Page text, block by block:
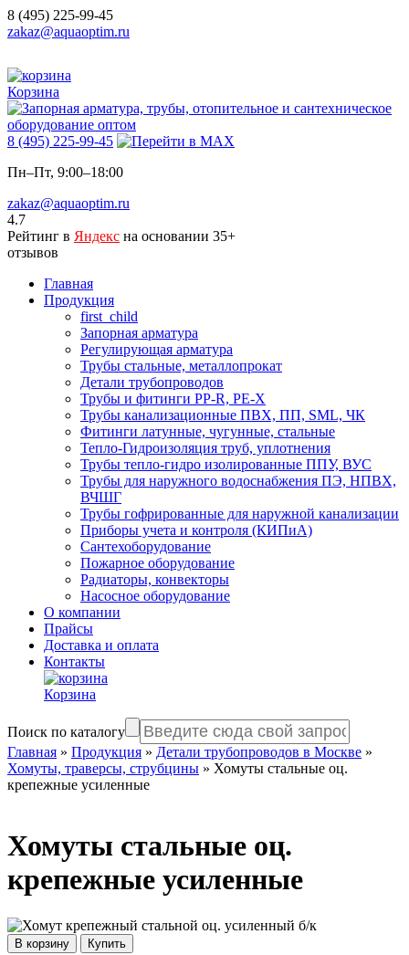
8 (495) 225-99-45
zakaz@aquaoptim.ru
Корзина
8 (495) 225-99-45
Пн–Пт, 9:00–18:00
zakaz@aquaoptim.ru
4.7
Рейтинг в Яндекс на основании 35+
отзывов
Главная
Продукция
first_child
Запорная арматура
Регулирующая арматура
Трубы стальные, металлопрокат
Детали трубопроводов
Трубы и фитинги PP-R, PE-X
Трубы канализационные ПВХ, ПП, SML, ЧК
Фитинги латунные, чугунные, стальные
Тепло-Гидроизоляция труб, уплотнения
Трубы тепло-гидро изолированные ППУ, ВУС
Трубы для наружного водоснабжения ПЭ, НПВХ,
ВЧШГ
Трубы гофрированные для наружной канализации
Приборы учета и контроля (КИПиА)
Сантехоборудование
Пожарное оборудование
Радиаторы, конвекторы
Насосное оборудование
О компании
Прайсы
Доставка и оплата
Контакты
Корзина
Поиск по каталогу
Главная » Продукция » Детали трубопроводов в Москве »
Хомуты, траверсы, струбцины » Хомуты стальные оц.
крепежные усиленные
Хомуты стальные оц.
крепежные усиленные
Купить